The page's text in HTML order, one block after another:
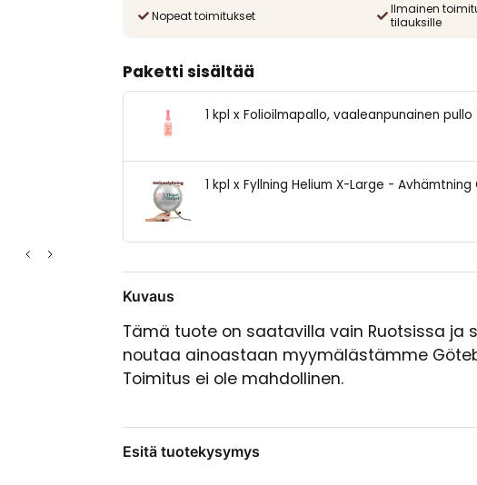
Nopeat toimitukset
Ilmainen
tilauksille
Paketti sisältää
1 kpl x Folioilmapallo, vaaleanpunainen pullo
1 kpl x Fyllning Helium X-Large -
Kuvaus
Tämä tuote on saatavilla vain Ruotsissa ja
noutaa ainoastaan myymälästämme
Toimitus ei ole mahdollinen.
Esitä tuotekysymys